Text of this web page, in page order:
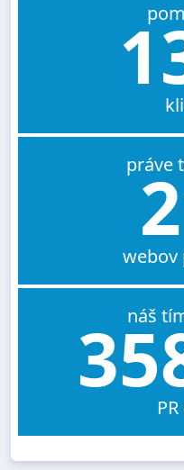
práve
webov
náš